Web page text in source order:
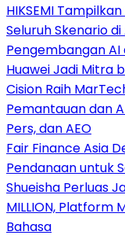
HIKSEMI
Seluruh Skenario
Pengembangan AI
Huawei Jadi Mitra
Cision Raih
Pemantauan dan
Pers, dan AEO
Fair Finance Asia
Pendanaan untuk
Shueisha Perluas
MILLION, Platform
Bahasa